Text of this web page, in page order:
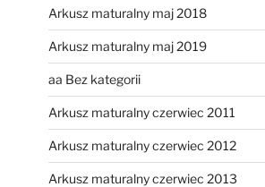
Arkusz maturalny maj 2018
Arkusz maturalny maj 2019
aa Bez kategorii
Arkusz maturalny czerwiec 2011
Arkusz maturalny czerwiec 2012
Arkusz maturalny czerwiec 2013